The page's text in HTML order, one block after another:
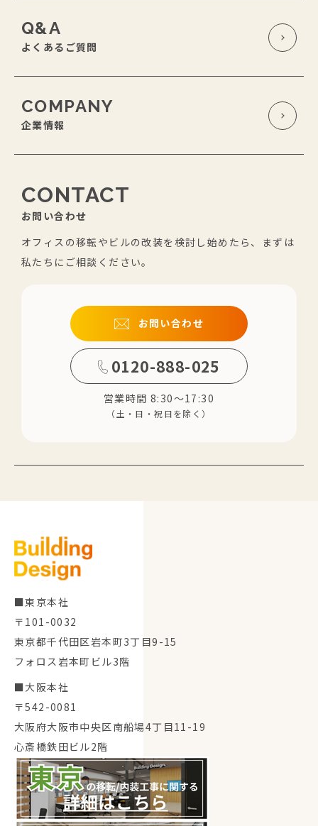
Q&A
よくあるご質問
COMPANY
企業情報
CONTACT
お問い合わせ
オフィスの移転やビルの改装を検討し始めたら、まずは
私たちにご相談ください。
お問い合わせ
0120-888-025
営業時間 8:30～17:30
（土・日・祝日を除く）
■東京本社
〒101-0032
東京都千代田区岩本町3丁目9-15
フォロス岩本町ビル3階
■大阪本社
〒542-0081
大阪府大阪市中央区南船場4丁目11-19
心斎橋鉄田ビル2階